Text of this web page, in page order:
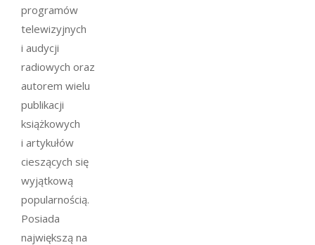
programów
telewizyjnych
i audycji
radiowych oraz
autorem wielu
publikacji
książkowych
i artykułów
cieszących się
wyjątkową
popularnością.
Posiada
największą na